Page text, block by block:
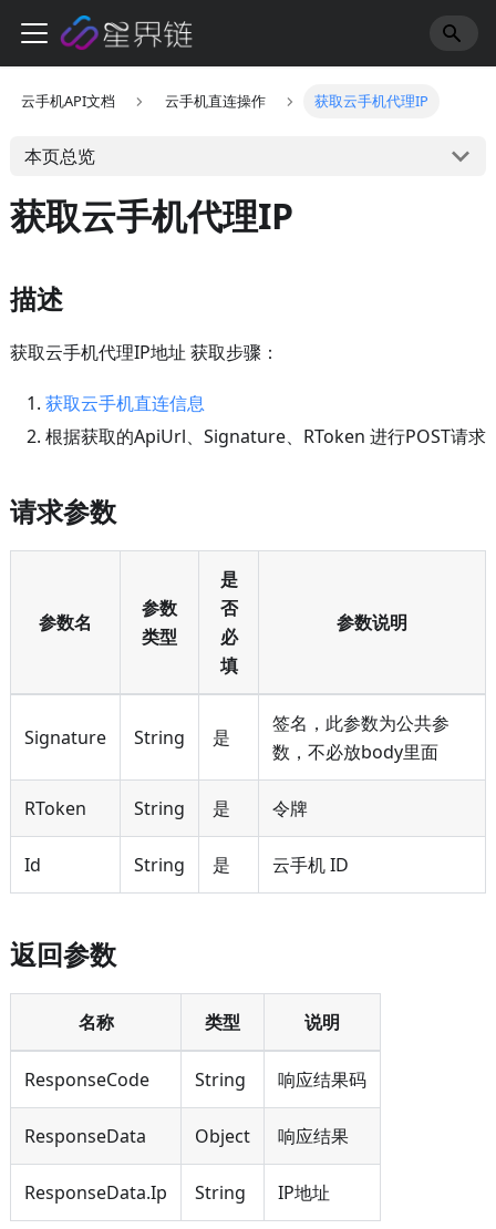
云手机API文档 云手机直连操作 获取云手机代理IP
本页总览
获取云手机代理IP
描述
获取云手机代理IP地址 获取步骤：
获取云手机直连信息
根据获取的ApiUrl、Signature、RToken 进行POST请求
请求参数
参数名
参数
类型
是
否
必
填
参数说明
Signature String 是
签名，此参数为公共参
数，不必放body里面
RToken String 是 令牌
Id String 是 云手机 ID
返回参数
名称 类型 说明
ResponseCode String 响应结果码
ResponseData Object 响应结果
ResponseData.Ip String IP地址